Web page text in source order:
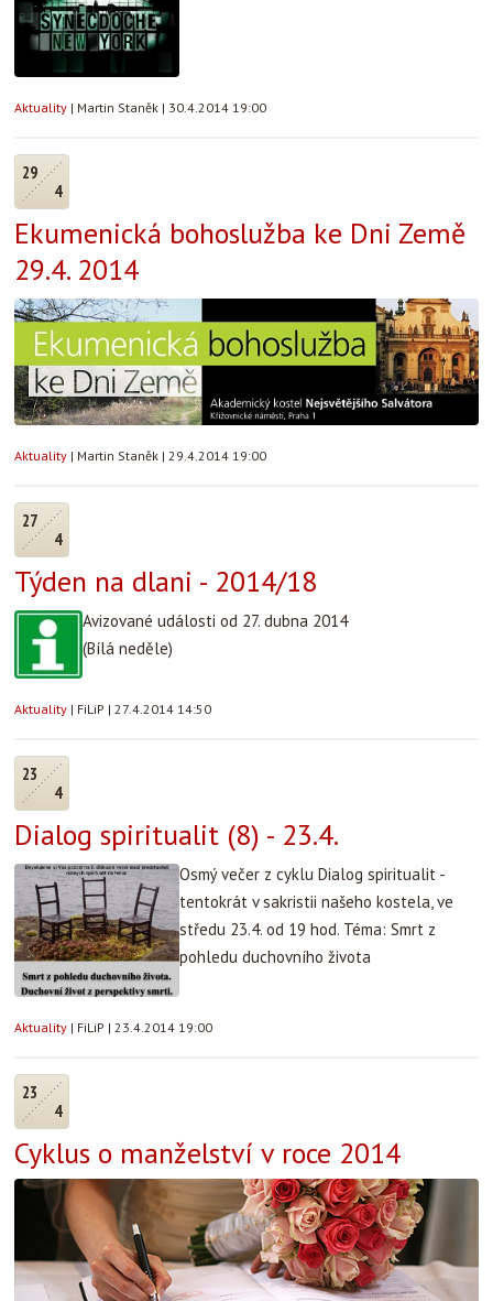
Aktuality | Martin Staněk | 30.4.2014 19:00
29
4
Ekumenická bohoslužba ke Dni Země
29.4. 2014
Aktuality | Martin Staněk | 29.4.2014 19:00
27
4
Týden na dlani - 2014/18
Avizované události od 27. dubna 2014
(Bílá neděle)
Aktuality | FiLiP | 27.4.2014 14:50
23
4
Dialog spiritualit (8) - 23.4.
Osmý večer z cyklu Dialog spiritualit -
tentokrát v sakristii našeho kostela, ve
středu 23.4. od 19 hod. Téma: Smrt z
pohledu duchovního života
Aktuality | FiLiP | 23.4.2014 19:00
23
4
Cyklus o manželství v roce 2014